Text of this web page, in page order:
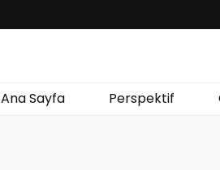
Ana Sayfa Perspektif